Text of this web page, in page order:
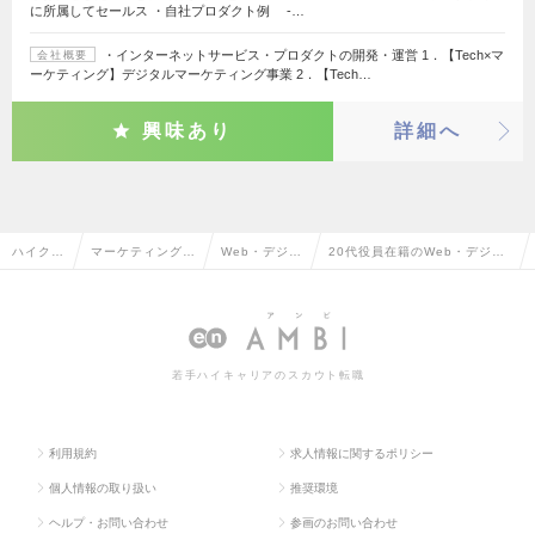
に所属してセールス ・自社プロダクト例 -…
会社概要
・インターネットサービス・プロダクトの開発・運営 1．【Tech×マ
ーケティング】デジタルマーケティング事業 2．【Tech…
興味あり 詳細へ
ハイクラ マーケティング・ Web・デジタ
ング
20代役員在籍のWeb・デジタ
人情報一覧
若手ハイキャリアのスカウト転職
利用規約 求人情報に関するポリシー
個人情報の取り扱い 推奨環境
ヘルプ・お問い合わせ 参画のお問い合わせ